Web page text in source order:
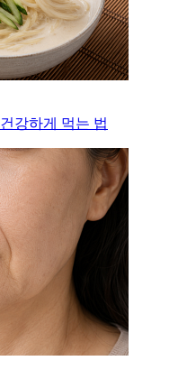
강하게 먹는 법